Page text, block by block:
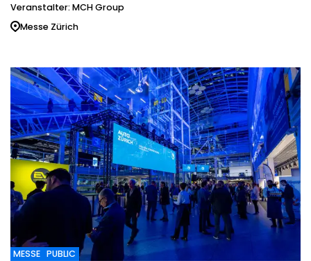
Veranstalter: MCH Group
Messe Zürich
MESSE PUBLIC